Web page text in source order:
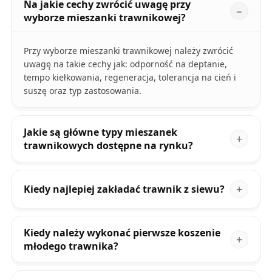
Na jakie cechy zwrócić uwagę przy
wyborze mieszanki trawnikowej?
Przy wyborze mieszanki trawnikowej należy zwrócić
uwagę na takie cechy jak: odporność na deptanie,
tempo kiełkowania, regeneracja, tolerancja na cień i
suszę oraz typ zastosowania.
Jakie są główne typy mieszanek
trawnikowych dostępne na rynku?
Kiedy najlepiej zakładać trawnik z siewu?
Kiedy należy wykonać pierwsze koszenie
młodego trawnika?